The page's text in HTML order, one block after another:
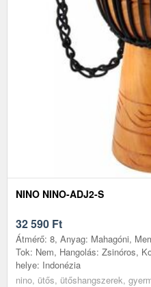
NINO NINO-ADJ2-S
32 590 Ft
Átmérő: 8, Anyag: Mahagóni,
Tok: Nem, Hangolás: Zsinóros,
helye: Indonézia
nino, ütős, ütőshangszerek,